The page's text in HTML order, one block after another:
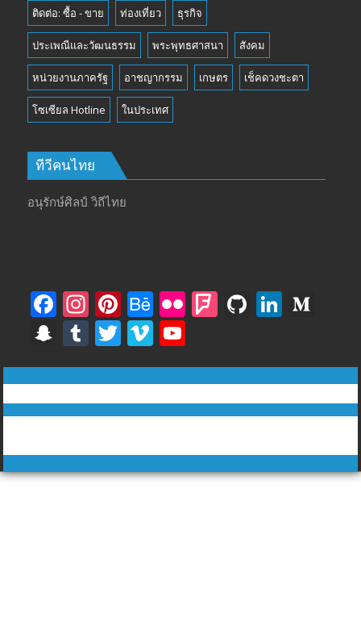
ติดต่อ: ซื้อ - ขาย ท่องเที่ยว ธุรกิจ
ประเพณีและวัฒนธรรม พระพุทธศาสนา สังคม
หน่วยงานภาครัฐ อาชญากรรม เกษตร เช็คดวงชะตา
โซเซียล Hotline ในประเทศ
ทีวีคนไทย
อนุรักษ์ศิลป์ วิถีไทย
F
ac
e
b
o
k
In
st
a
gr
a
Pi
nt
er
e
st
B
e
h
a
n
e
Fli F
rs
q
ar
e
Gi
u
b
Li
e
dI
u
m
S
n
a
p
h
at
T
u
m
bl
T
w
itt
er
Vi
m
e
o
o
u
T
b
e